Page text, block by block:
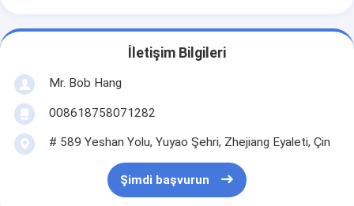
İletişim Bilgileri
Mr. Bob Hang
008618758071282
# 589 Yeshan Yolu, Yuyao Şehri, Zhejiang Eyaleti, Çin
Şimdi başvurun